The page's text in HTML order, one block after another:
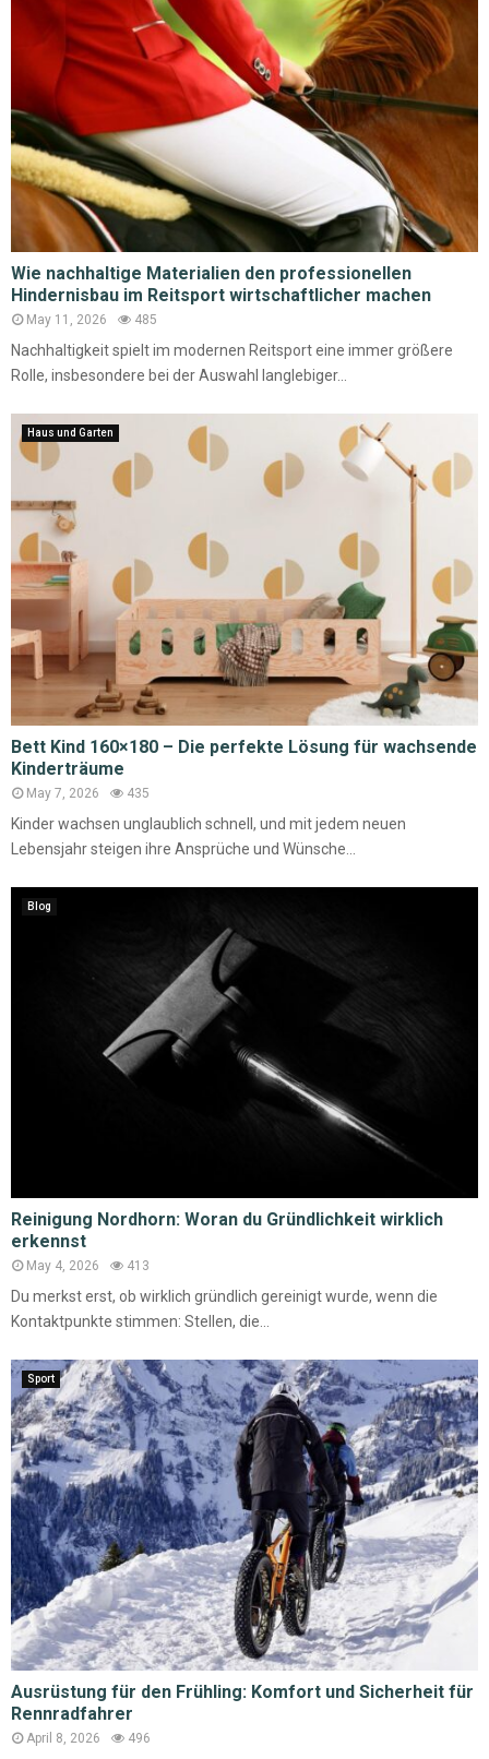
Wie nachhaltige Materialien den professionellen
Hindernisbau im Reitsport wirtschaftlicher machen
May 11, 2026 485
Nachhaltigkeit spielt im modernen Reitsport eine immer größere
Rolle, insbesondere bei der Auswahl langlebiger...
Haus und Garten
Bett Kind 160×180 – Die perfekte Lösung für wachsende
Kinderträume
May 7, 2026 435
Kinder wachsen unglaublich schnell, und mit jedem neuen
Lebensjahr steigen ihre Ansprüche und Wünsche...
Blog
Reinigung Nordhorn: Woran du Gründlichkeit wirklich
erkennst
May 4, 2026 413
Du merkst erst, ob wirklich gründlich gereinigt wurde, wenn die
Kontaktpunkte stimmen: Stellen, die...
Sport
Ausrüstung für den Frühling: Komfort und Sicherheit für
Rennradfahrer
April 8, 2026 496